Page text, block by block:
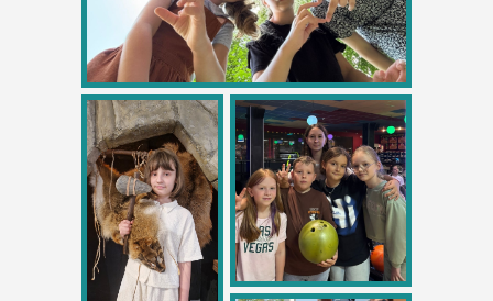
Для новых студентов